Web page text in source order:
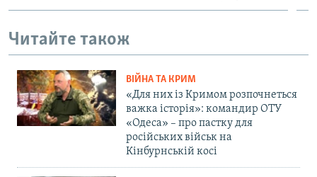
Читайте також
ВІЙНА ТА КРИМ
«Для них із Кримом розпочнеться
важка історія»: командир ОТУ
«Одеса» – про пастку для
російських військ на
Кінбурнській косі